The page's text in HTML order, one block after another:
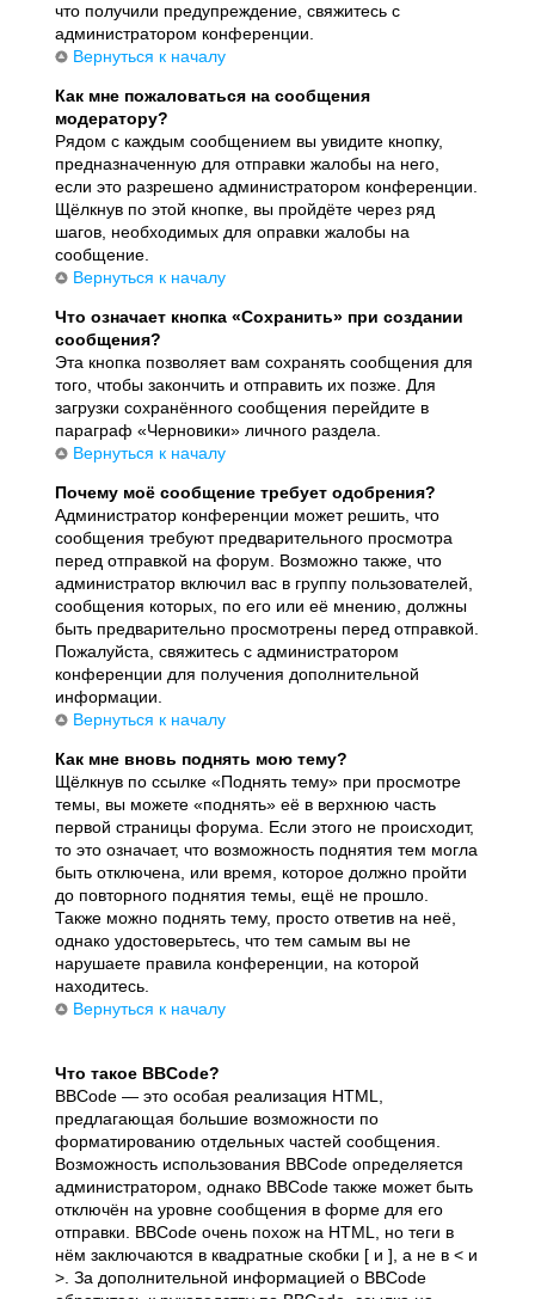
что получили предупреждение, свяжитесь с
администратором конференции.
Вернуться к началу
Как мне пожаловаться на сообщения
модератору?
Рядом с каждым сообщением вы увидите кнопку,
предназначенную для отправки жалобы на него,
если это разрешено администратором конференции.
Щёлкнув по этой кнопке, вы пройдёте через ряд
шагов, необходимых для оправки жалобы на
сообщение.
Вернуться к началу
Что означает кнопка «Сохранить» при создании
сообщения?
Эта кнопка позволяет вам сохранять сообщения для
того, чтобы закончить и отправить их позже. Для
загрузки сохранённого сообщения перейдите в
параграф «Черновики» личного раздела.
Вернуться к началу
Почему моё сообщение требует одобрения?
Администратор конференции может решить, что
сообщения требуют предварительного просмотра
перед отправкой на форум. Возможно также, что
администратор включил вас в группу пользователей,
сообщения которых, по его или её мнению, должны
быть предварительно просмотрены перед отправкой.
Пожалуйста, свяжитесь с администратором
конференции для получения дополнительной
информации.
Вернуться к началу
Как мне вновь поднять мою тему?
Щёлкнув по ссылке «Поднять тему» при просмотре
темы, вы можете «поднять» её в верхнюю часть
первой страницы форума. Если этого не происходит,
то это означает, что возможность поднятия тем могла
быть отключена, или время, которое должно пройти
до повторного поднятия темы, ещё не прошло.
Также можно поднять тему, просто ответив на неё,
однако удостоверьтесь, что тем самым вы не
нарушаете правила конференции, на которой
находитесь.
Вернуться к началу
Что такое BBCode?
BBCode — это особая реализация HTML,
предлагающая большие возможности по
форматированию отдельных частей сообщения.
Возможность использования BBCode определяется
администратором, однако BBCode также может быть
отключён на уровне сообщения в форме для его
отправки. BBCode очень похож на HTML, но теги в
нём заключаются в квадратные скобки [ и ], а не в < и
>. За дополнительной информацией о BBCode